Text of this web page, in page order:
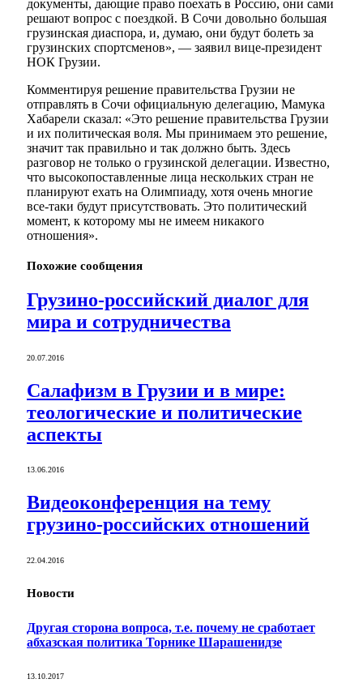
документы, дающие право поехать в Россию, они сами
решают вопрос с поездкой. В Сочи довольно большая
грузинская диаспора, и, думаю, они будут болеть за
грузинских спортсменов», — заявил вице-президент
НОК Грузии.
Комментируя решение правительства Грузии не
отправлять в Сочи официальную делегацию, Мамука
Хабарели сказал: «Это решение правительства Грузии
и их политическая воля. Мы принимаем это решение,
значит так правильно и так должно быть. Здесь
разговор не только о грузинской делегации. Известно,
что высокопоставленные лица нескольких стран не
планируют ехать на Олимпиаду, хотя очень многие
все-таки будут присутствовать. Это политический
момент, к которому мы не имеем никакого
отношения».
Похожие сообщения
Грузино-российский диалог для
мира и сотрудничества
20.07.2016
Салафизм в Грузии и в мире:
теологические и политические
аспекты
13.06.2016
Видеоконференция на тему
грузино-российских отношений
22.04.2016
Новости
Другая сторона вопроса, т.е. почему не сработает
абхазская политика Торнике Шарашенидзе
13.10.2017